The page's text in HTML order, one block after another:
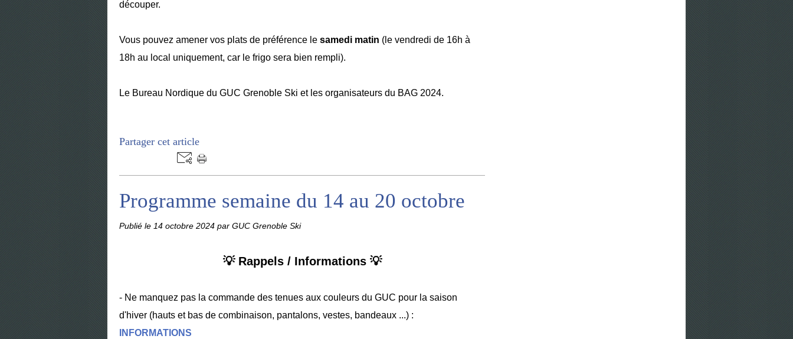
découper.
Vous pouvez amener vos plats de préférence le samedi matin (le vendredi de 16h à
18h au local uniquement, car le frigo sera bien rempli).
Le Bureau Nordique du GUC Grenoble Ski et les organisateurs du BAG 2024.
Partager cet article
Programme semaine du 14 au 20 octobre
Publié le 14 octobre 2024 par GUC Grenoble Ski
💡 Rappels / Informations 💡
- Ne manquez pas la commande des tenues aux couleurs du GUC pour la saison
d'hiver (hauts et bas de combinaison, pantalons, vestes, bandeaux ...) :
INFORMATIONS